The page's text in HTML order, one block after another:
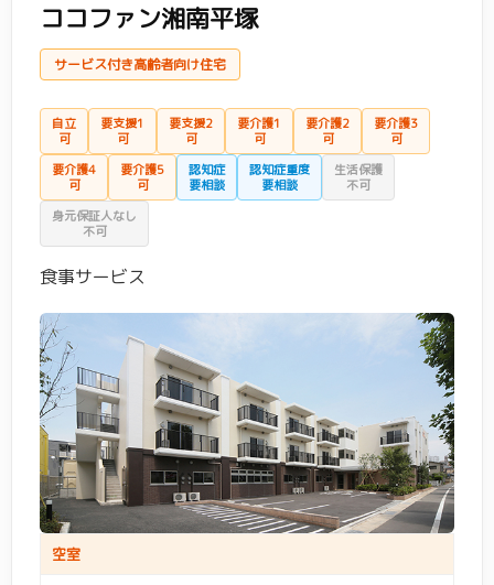
ココファン湘南平塚
サービス付き高齢者向け住宅
自立
可
要支援1
可
要支援2
可
要介護1
可
要介護2
可
要介護3
可
要介護4
可
要介護5
可
認知症
要相談
認知症重度
要相談
生活保護
不可
身元保証人なし
不可
食事サービス
空室